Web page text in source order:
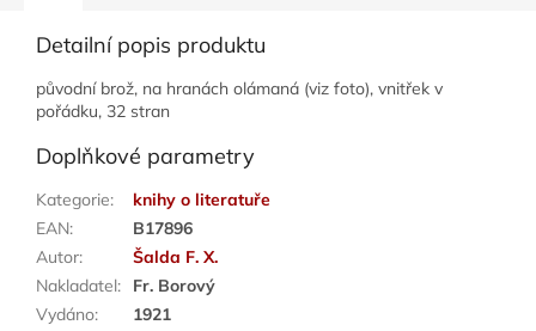
Detailní popis produktu
původní brož, na hranách olámaná (viz foto), vnitřek v
pořádku, 32 stran
Doplňkové parametry
Kategorie:
knihy o literatuře
EAN:
B17896
Autor:
Šalda F. X.
Nakladatel:
Fr. Borový
Vydáno: 1921